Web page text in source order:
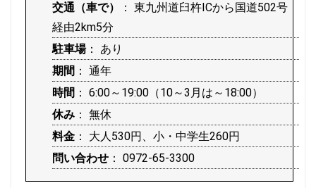
交通（車で）
： 東九州道臼杵ICから国道502号
経由2km5分
駐車場： あり
期間 ： 通年
時間 ： 6:00～19:00（10～3月は～18:00）
休み ： 無休
料金 ： 大人530円、小・中学生260円
問い合わせ ： 0972-65-3300